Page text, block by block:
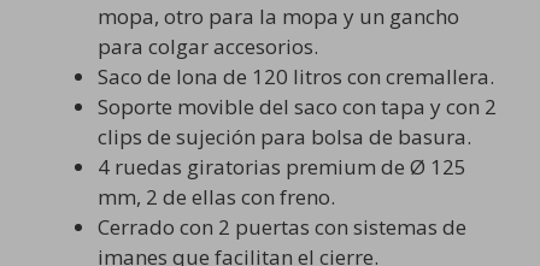
mopa, otro para la mopa y un gancho
para colgar accesorios.
Saco de lona de 120 litros con cremallera.
Soporte movible del saco con tapa y con 2
clips de sujeción para bolsa de basura.
4 ruedas giratorias premium de Ø 125
mm, 2 de ellas con freno.
Cerrado con 2 puertas con sistemas de
imanes que facilitan el cierre.